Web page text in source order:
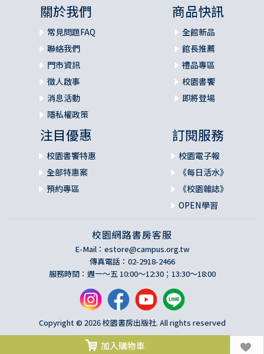
關於我們
常見問題FAQ
聯絡我們
門市資訊
徵人啟事
消息活動
隱私權政策
商品快訊
全館新品
館長推薦
禮品專區
校園書饗
即將登場
注目優惠
校園書饗特惠
全部特惠案
預約專區
訂閱服務
校園電子報
《每日活水》
《校園雜誌》
OPEN學習
校園網路書房客服
E-Mail： estore@campus.org.tw
傳真電話：02-2918-2466
服務時間：週一～五 10:00～12:30；13:30～18:00
Copyright © 2026 校園書房出版社. All rights reserved
加入購物車